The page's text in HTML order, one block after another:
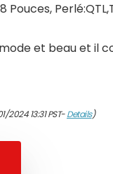
et beau et il
2024 13:31 PST-Details)